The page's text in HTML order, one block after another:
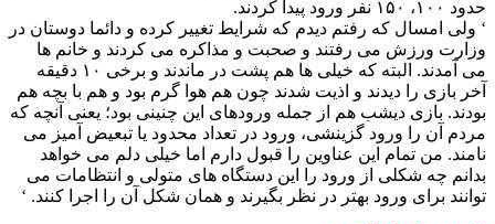
حدود ۱۰۰، ۱۵۰ نفر ورود پیدا کردند.
‘ ولی امسال که رفتم دیدم که شرایط تغییر کرده و دائما دوستان در
وزارت ورزش می رفتند و صحبت و مذاکره می کردند و خانم ها
می آمدند. البته که خیلی ها هم پشت در ماندند و برخی ۱۰ دقیقه
آخر بازی را دیدند و اذیت شدند چون هم هوا گرم بود و هم با بچه هم
بودند. بازی دیشب هم از جمله ورودهای این چنینی بود؛ یعنی آنچه که
مردم آن را ورود گزینشی، ورود در تعداد محدود یا تبعیض آمیز می
نامند. من تمام این عناوین را قبول دارم اما خیلی دلم می خواهد
بدانم چه شکلی از ورود را این دستگاه های متولی و انتظامات می
توانند برای ورود بهتر در نظر بگیرند و همان شکل آن را اجرا کنند. ‘